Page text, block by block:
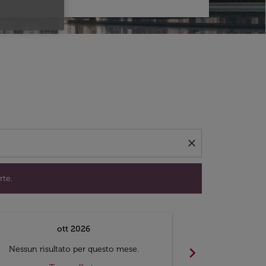
close
trovare offerte.
ott 2026
Nessun risultato per questo mese.
chevron_right